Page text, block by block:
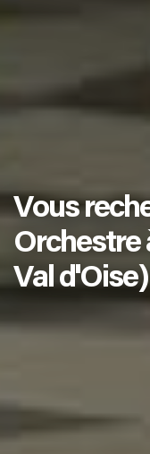
Vous
Orchestre
Val